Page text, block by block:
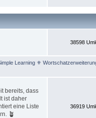
38598
Learning ⚜
bereits, dass
ist daher
eine Liste
🪴
36919